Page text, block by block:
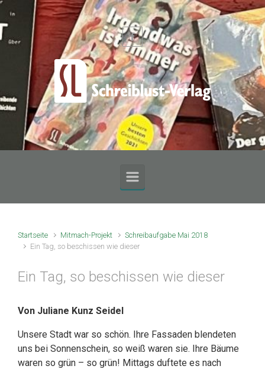
Zum Hauptinhalt springen
Startseite Mitmach-Projekt
Schreibaufgabe Mai 2018
Ein Tag, so beschissen wie dieser
Ein Tag, so beschissen wie dieser
Von Juliane Kunz Seidel
Unsere Stadt war so schön. Ihre Fassaden blendeten
uns bei Sonnenschein, so weiß waren sie. Ihre Bäume
waren so grün – so grün! Mittags duftete es nach